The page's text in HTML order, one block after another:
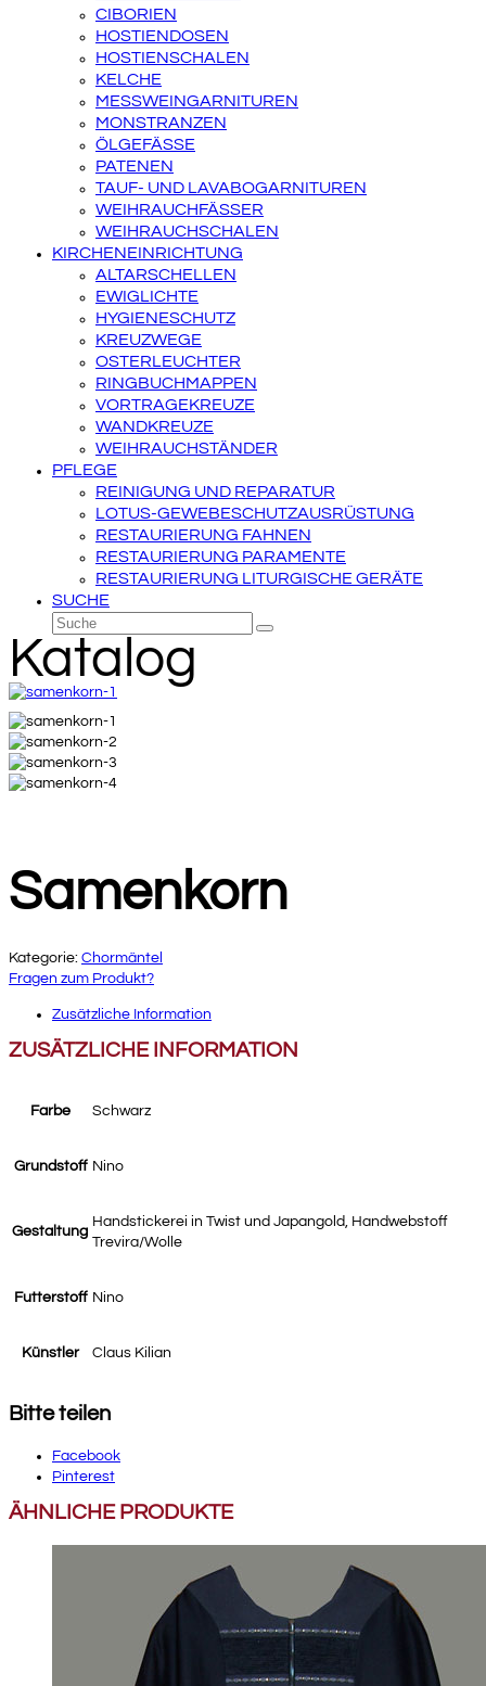
CIBORIEN
HOSTIENDOSEN
HOSTIENSCHALEN
KELCHE
MESSWEINGARNITUREN
MONSTRANZEN
ÖLGEFÄSSE
PATENEN
TAUF- UND LAVABOGARNITUREN
WEIHRAUCHFÄSSER
WEIHRAUCHSCHALEN
KIRCHENEINRICHTUNG
ALTARSCHELLEN
EWIGLICHTE
HYGIENESCHUTZ
KREUZWEGE
OSTERLEUCHTER
RINGBUCHMAPPEN
VORTRAGEKREUZE
WANDKREUZE
WEIHRAUCHSTÄNDER
PFLEGE
REINIGUNG UND REPARATUR
LOTUS-GEWEBESCHUTZAUSRÜSTUNG
RESTAURIERUNG FAHNEN
RESTAURIERUNG PARAMENTE
RESTAURIERUNG LITURGISCHE GERÄTE
SUCHE
Suche
Senden
Katalog
Samenkorn
Kategorie: Chormäntel
Fragen zum Produkt?
Zusätzliche Information
ZUSÄTZLICHE INFORMATION
Farbe Schwarz
Grundstoff Nino
Gestaltung
Handstickerei in Twist und Japangold, Handwebstoff
Trevira/Wolle
Futterstoff Nino
Künstler Claus Kilian
Bitte teilen
Facebook
Pinterest
ÄHNLICHE PRODUKTE